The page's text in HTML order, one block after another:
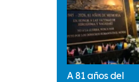
A 81 años del